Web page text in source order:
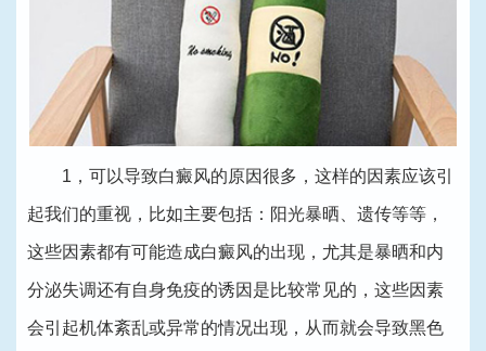
1，可以导致白癜风的原因很多，这样的因素应该引
起我们的重视，比如主要包括：阳光暴晒、遗传等等，
这些因素都有可能造成白癜风的出现，尤其是暴晒和内
分泌失调还有自身免疫的诱因是比较常见的，这些因素
会引起机体紊乱或异常的情况出现，从而就会导致黑色